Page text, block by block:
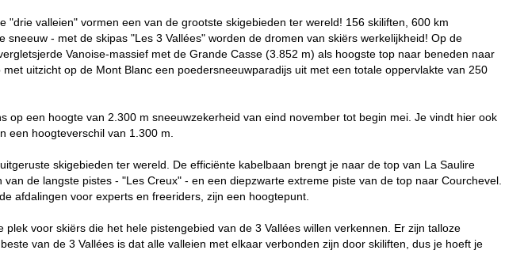
"drie valleien" vormen een van de grootste skigebieden ter wereld! 156 skiliften, 600 km
- met de skipas "Les 3 Vallées" worden de dromen van skiërs werkelijkheid! Op de
Vanoise-massief met de Grande Casse (3.852 m) als hoogste top naar beneden naar
uitzicht op de Mont Blanc een poedersneeuwparadijs uit met een totale oppervlakte van 250
op een hoogte van 2.300 m sneeuwzekerheid van eind november tot begin mei. Je vindt hier ook
een hoogteverschil van 1.300 m.
skigebieden ter wereld. De efficiënte kabelbaan brengt je naar de top van La Saulire
de langste pistes - "Les Creux" - en een diepzwarte extreme piste van de top naar Courchevel.
afdalingen voor experts en freeriders, zijn een hoogtepunt.
voor skiërs die het hele pistengebied van de 3 Vallées willen verkennen. Er zijn talloze
van de 3 Vallées is dat alle valleien met elkaar verbonden zijn door skiliften, dus je hoeft je